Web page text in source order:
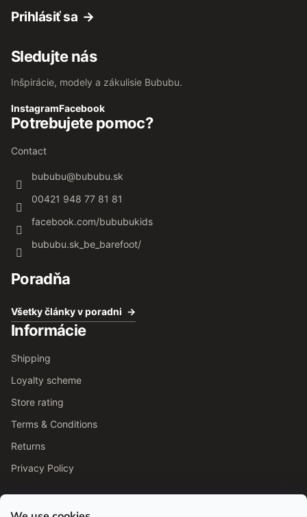
Prihlásiť sa
Sledujte nás
Inšpirácie, modely a zákulisie Bububu.
InstagramFacebook
Potrebujete pomoc?
Contact
bububu@bububu.sk
00421 948 77 81 81
facebook.com/bububukids
bububu.sk_be_barefoot/
Poradňa
Všetky články v poradni
Informácie
Shipping
Loyalty scheme
Store rating
Terms & Conditions
Returns
Privacy Policy